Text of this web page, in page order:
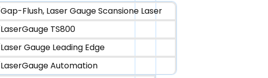
Gap-Flush, Laser Gauge Scansione Laser
LaserGauge TS800
Laser Gauge Leading Edge
LaserGauge Automation